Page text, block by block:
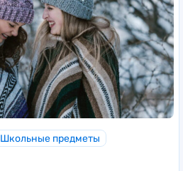
Школьные предметы